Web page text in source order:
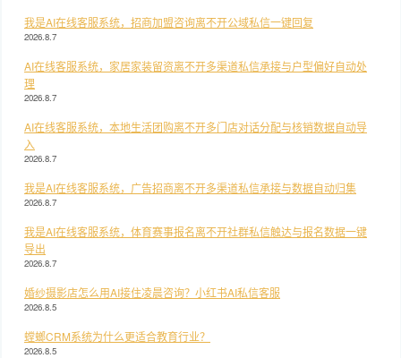
我是AI在线客服系统，招商加盟咨询离不开公域私信一键回复
2026.8.7
AI在线客服系统，家居家装留资离不开多渠道私信承接与户型偏好自动处
理
2026.8.7
AI在线客服系统，本地生活团购离不开多门店对话分配与核销数据自动导
入
2026.8.7
我是AI在线客服系统，广告招商离不开多渠道私信承接与数据自动归集
2026.8.7
我是AI在线客服系统，体育赛事报名离不开社群私信触达与报名数据一键
导出
2026.8.7
婚纱摄影店怎么用AI接住凌晨咨询？小红书AI私信客服
2026.8.5
螳螂CRM系统为什么更适合教育行业？
2026.8.5